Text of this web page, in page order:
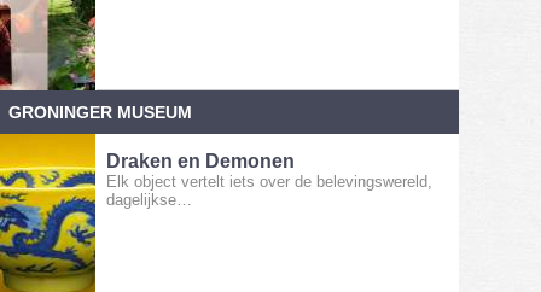
GRONINGER MUSEUM
Draken en Demonen
Elk object vertelt iets over de belevingswereld,
dagelijkse…